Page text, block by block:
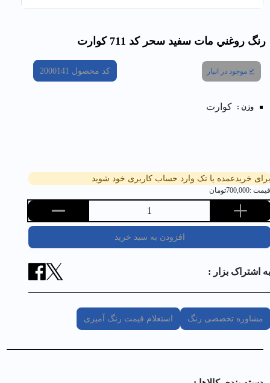
رنگ روغني مات سفيد سحر کد 711 كوارت
موجود در انبار کد محصول 2000141
وزن : کوارت
برای خریدعمده یا تک وارد حساب کاربری خود شوید
قیمت :700,000تومان
1
افزودن به سبد خرید
به اشتراک بزار :
مشاوره تخصصی رنگ استعلام قیمت رنگ آمیزی